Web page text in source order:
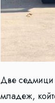
Две седмици
младеж,